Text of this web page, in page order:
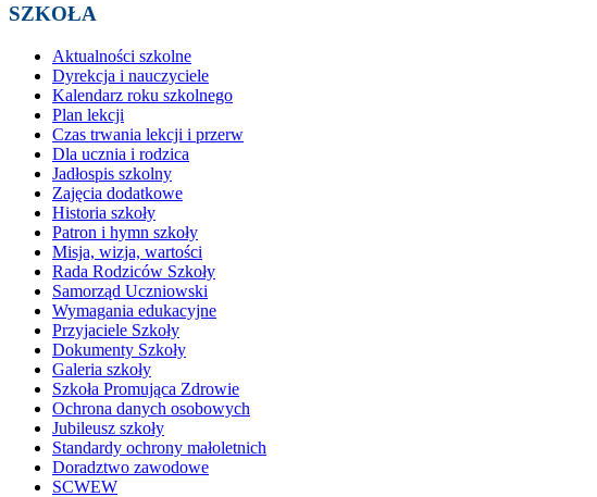
SZKOŁA
Aktualności szkolne
Dyrekcja i nauczyciele
Kalendarz roku szkolnego
Plan lekcji
Czas trwania lekcji i przerw
Dla ucznia i rodzica
Jadłospis szkolny
Zajęcia dodatkowe
Historia szkoły
Patron i hymn szkoły
Misja, wizja, wartości
Rada Rodziców Szkoły
Samorząd Uczniowski
Wymagania edukacyjne
Przyjaciele Szkoły
Dokumenty Szkoły
Galeria szkoły
Szkoła Promująca Zdrowie
Ochrona danych osobowych
Jubileusz szkoły
Standardy ochrony małoletnich
Doradztwo zawodowe
SCWEW